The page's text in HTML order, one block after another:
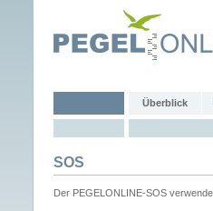
Überblick
SOS
Der PEGELONLINE-SOS